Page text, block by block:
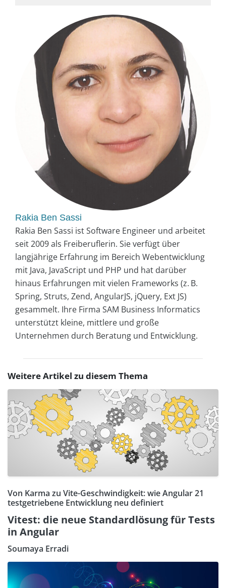
Rakia Ben Sassi
Rakia Ben Sassi ist Software Engineer und arbeitet
seit 2009 als Freiberuflerin. Sie verfügt über
langjährige Erfahrung im Bereich Webentwicklung
mit Java, JavaScript und PHP und hat darüber
hinaus Erfahrungen mit vielen Frameworks (z. B.
Spring, Struts, Zend, AngularJS, jQuery, Ext JS)
gesammelt. Ihre Firma SAM Business Informatics
unterstützt kleine, mittlere und große
Unternehmen durch Beratung und Entwicklung.
Weitere Artikel zu diesem Thema
Von Karma zu Vite-Geschwindigkeit: wie Angular 21
testgetriebene Entwicklung neu definiert
Vitest: die neue Standardlösung für Tests
in Angular
Soumaya Erradi